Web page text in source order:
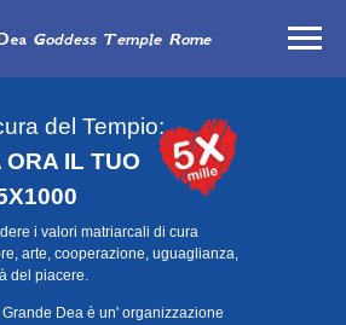
Goddess Temple Rome
del Tempio:
ORA IL TUO
i valori matriarcali di cura
arte, cooperazione, uguaglianza,
del piacere.
Grande Dea è un' organizzazione